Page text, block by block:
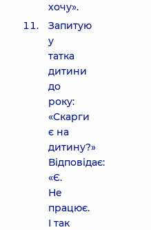
хочу».
Запитую
у
татка
дитини
до
року:
«Скарги
є на
дитину?»
Відповідає:
«Є.
Не
працює.
І так